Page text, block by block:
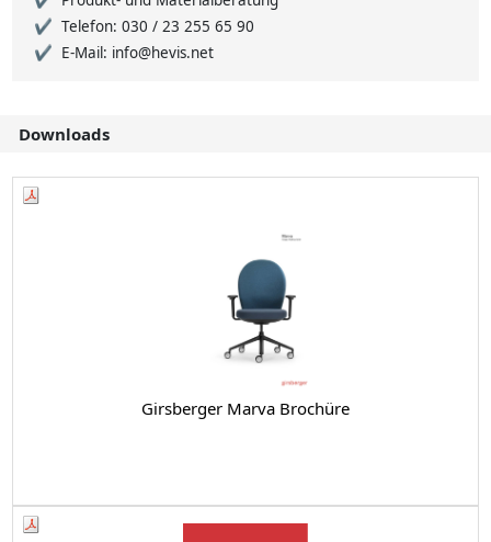
Telefon: 030 / 23 255 65 90
E-Mail: info@hevis.net
Downloads
Girsberger Marva Brochüre